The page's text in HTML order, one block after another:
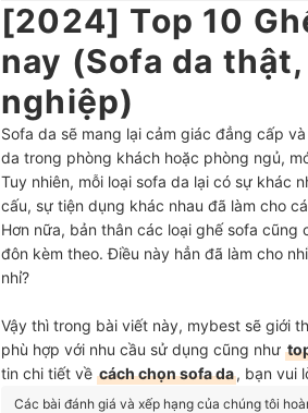
[2024] Top 10
nay (Sofa da
nghiệp)
Sofa da sẽ mang lại cảm giác đẳng cấp
da trong phòng khách hoặc phòng ngủ,
Tuy nhiên, mỗi loại sofa da lại có sự khác
cấu, sự tiện dụng khác nhau đã làm cho
Hơn nữa, bản thân các loại ghế sofa
đôn kèm theo. Điều này hẳn đã làm cho
nhỉ?
Vậy thì trong bài viết này, mybest sẽ giới
phù hợp với nhu cầu sử dụng cũng như
tin chi tiết về cách chọn sofa da, bạn vui
Các bài đánh giá và xếp hạng của chúng tôi